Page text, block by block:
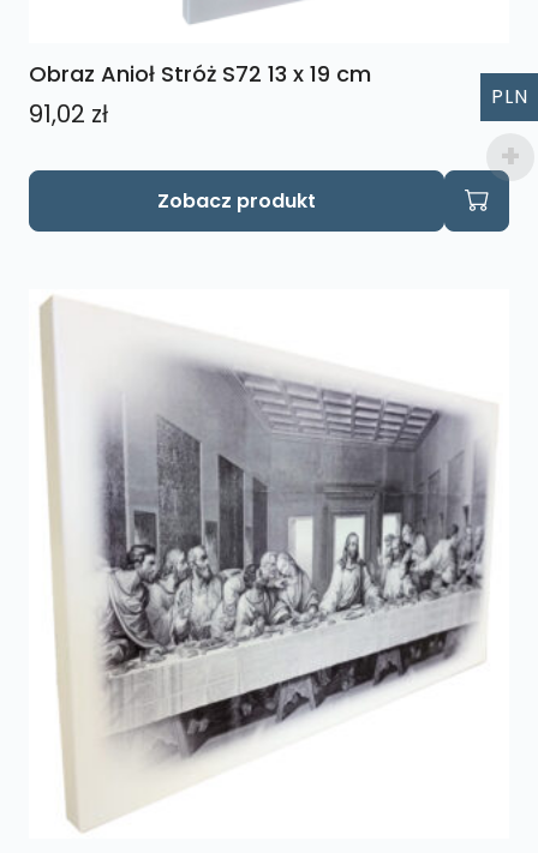
Obraz Anioł Stróż S72 13 x 19 cm
91,02 zł
Zobacz produkt
PLN